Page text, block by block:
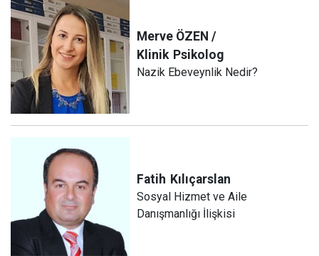
Merve ÖZEN /
Klinik Psikolog
Nazik Ebeveynlik Nedir?
Fatih Kılıçarslan
Sosyal Hizmet ve Aile
Danışmanlığı İlişkisi